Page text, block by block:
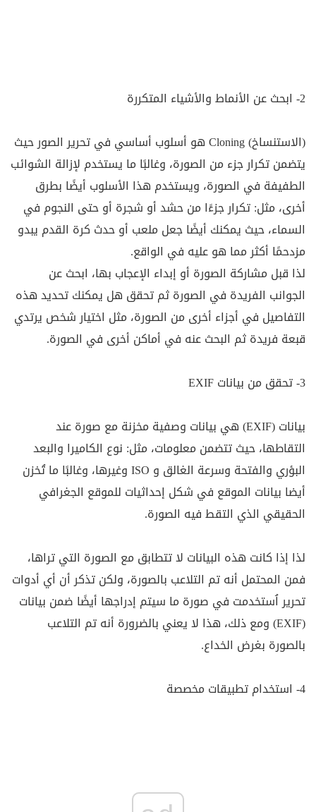
2- ابحث عن الأنماط والأشياء المتكررة
(الاستنساخ) Cloning هو أسلوب أساسي في تحرير الصور حيث
يتضمن تكرار جزء من الصورة، وغالبًا ما يستخدم لإزالة الشوائب
الطفيفة في الصورة، ويستخدم هذا الأسلوب أيضًا بطرق
أخرى، مثل: تكرار جزءًا من حشد أو شجرة أو حتى النجوم في
السماء، حيث يمكنك أيضًا جعل ملعب أو حدث كرة القدم يبدو
مزدحمًا أكثر مما هو عليه في الواقع.
لذا قبل مشاركة الصورة أو إبداء الإعجاب بها، ابحث عن
الجوانب الفريدة في الصورة ثم تحقق هل يمكنك تحديد هذه
التفاصيل في أجزاء أخرى من الصورة، مثل اختيار شخص يرتدي
قبعة فريدة ثم البحث عنه في أماكن أخرى في الصورة.
3- تحقق من بيانات EXIF
بيانات (EXIF) هي بيانات وصفية مخزنة مع صورة عند
التقاطها، حيث تتضمن معلومات، مثل: نوع الكاميرا والبعد
البؤري والفتحة وسرعة الغالق و ISO وغيرها، وغالبًا ما تُخزن
أيضا بيانات الموقع في شكل إحداثيات للموقع الجغرافي
الحقيقي الذي التقط فيه الصورة.
لذا إذا كانت هذه البيانات لا تتطابق مع الصورة التي تراها،
فمن المحتمل أنه تم التلاعب بالصورة، ولكن تذكر أن أي أدوات
تحرير اُستخدمت في صورة ما سيتم إدراجها أيضًا ضمن بيانات
(EXIF) ومع ذلك، هذا لا يعني بالضرورة أنه تم التلاعب
بالصورة بغرض الخداع.
4- استخدام تطبيقات مخصصة